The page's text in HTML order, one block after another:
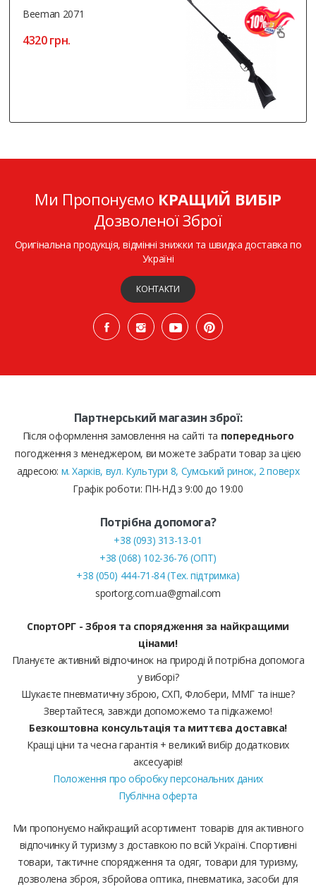
Beeman 2071
4320 грн.
Ми Пропонуємо КРАЩИЙ ВИБІР
Дозволеної Зброї
Оригінальна продукція, відмінні знижки та швидка доставка по
Україні
КОНТАКТИ
Партнерський магазин зброї:
Після оформлення замовлення на сайті та попереднього
погодження з менеджером, ви можете забрати товар за цією
адресою: м. Харків, вул. Культури 8, Сумський ринок, 2 поверх
Графік роботи: ПН-НД з 9:00 до 19:00
Потрібна допомога?
+38 (093) 313-13-01
+38 (068) 102-36-76 (ОПТ)
+38 (050) 444-71-84 (Тех. підтримка)
sportorg.com.ua@gmail.com
СпортОРГ - Зброя та спорядження за найкращими
цінами!
Плануєте активний відпочинок на природі й потрібна допомога
у виборі?
Шукаєте пневматичну зброю, СХП, Флобери, ММГ та інше?
Звертайтеся, завжди допоможемо та підкажемо!
Безкоштовна консультація та миттєва доставка!
Кращі ціни та чесна гарантія + великий вибір додаткових
аксесуарів!
Положення про обробку персональних даних
Публічна оферта
Ми пропонуємо найкращий асортимент товарів для активного
відпочинку й туризму з доставкою по всій Україні. Спортивні
товари, тактичне спорядження та одяг, товари для туризму,
дозволена зброя, збройова оптика, пневматика, засоби для